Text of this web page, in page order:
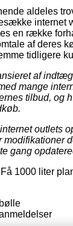
aldeles
internet
en række
af deres
tidligere
af
mange
tilbud, og
outlets
modifikationer
gang
Få 1000 liter